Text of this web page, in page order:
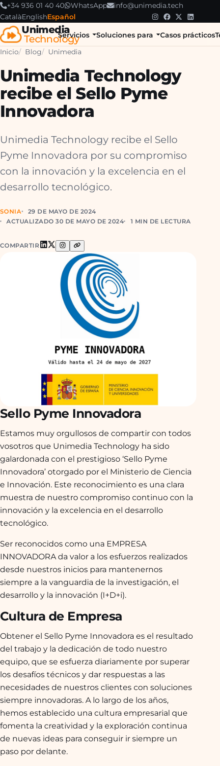
+34 936 01 40 40 WhatsApp
info@unimedia.tech
CatalàEnglishEspañol
Unimedia
Technology
Servicios Soluciones para Casos prácticos
Inicio Blog Unimedia
Unimedia Technology
recibe el Sello Pyme
Innovadora
Unimedia Technology recibe el Sello
Pyme Innovadora por su compromiso
con la innovación y la excelencia en el
desarrollo tecnológico.
SONIA
29 DE MAYO DE 2024
ACTUALIZADO 30 DE MAYO DE 2024
1 MIN DE LECTURA
COMPARTIR
Sello Pyme Innovadora
Estamos muy orgullosos de compartir con todos
vosotros que Unimedia Technology ha sido
galardonada con el prestigioso ‘Sello Pyme
Innovadora’ otorgado por el Ministerio de Ciencia
e Innovación. Este reconocimiento es una clara
muestra de nuestro compromiso continuo con la
innovación y la excelencia en el desarrollo
tecnológico.
Ser reconocidos como una EMPRESA
INNOVADORA da valor a los esfuerzos realizados
desde nuestros inicios para mantenernos
siempre a la vanguardia de la investigación, el
desarrollo y la innovación (I+D+i).
Cultura de Empresa
Obtener el Sello Pyme Innovadora es el resultado
del trabajo y la dedicación de todo nuestro
equipo, que se esfuerza diariamente por superar
los desafíos técnicos y dar respuestas a las
necesidades de nuestros clientes con soluciones
siempre innovadoras. A lo largo de los años,
hemos establecido una cultura empresarial que
fomenta la creatividad y la exploración continua
de nuevas ideas para conseguir ir siempre un
paso por delante.